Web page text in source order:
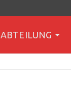
ABTEILUNG